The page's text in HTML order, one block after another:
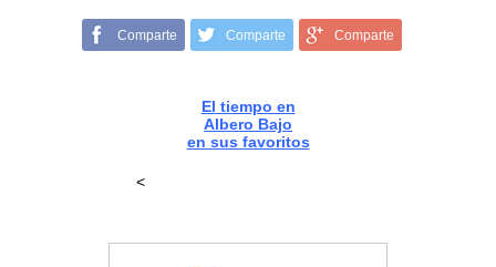
Comparte Comparte Comparte
El tiempo en
Albero Bajo
en sus favoritos
<